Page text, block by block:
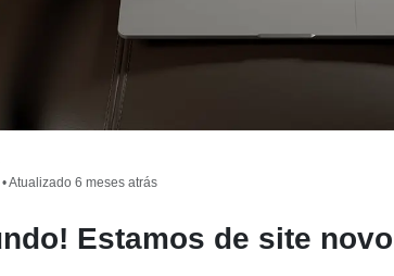
Atualizado 6 meses atrás
Estamos de site novo